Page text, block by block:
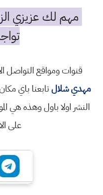
مهم لك عزيزي
قنوات ومواقع التواصل
مهدي شلالتابعنا باي
النشر اولا باول وهذه هي
على